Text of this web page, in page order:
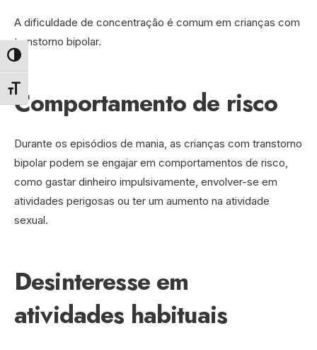
Alternar alto contraste
Alternar tamanho da fonte
A dificuldade de concentração é comum em crianças com
transtorno bipolar.
Comportamento de risco
Durante os episódios de mania, as crianças com transtorno
bipolar podem se engajar em comportamentos de risco,
como gastar dinheiro impulsivamente, envolver-se em
atividades perigosas ou ter um aumento na atividade
sexual.
Desinteresse em
atividades habituais